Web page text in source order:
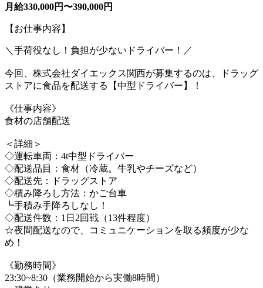
月給330,000円〜390,000円
【お仕事内容】
＼手荷役なし！負担が少ないドライバー！／
今回、株式会社ダイエックス関西が募集するのは、ドラッグ
ストアに食品を配送する【中型ドライバー】！
《仕事内容》
食材の店舗配送
＜詳細＞
◇運転車両：4t中型ドライバー
◇配送品目：食材（冷蔵。牛乳やチーズなど）
◇配送先：ドラッグストア
◇積み降ろし方法：かご台車
┗手積み手降ろしなし！
◇配送件数：1日2回戦（13件程度）
☆夜間配送なので、コミュニケーションを取る頻度が少な
め！
《勤務時間》
23:30~8:30（業務開始から実働8時間）